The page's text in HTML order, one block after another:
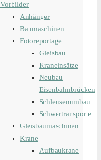
Vorbilder
Anhänger
Baumaschinen
Fotoreportage
Gleisbau
Kraneinsätze
Neubau
Eisenbahnbrücken
Schleusenumbau
Schwertransporte
Gleisbaumaschinen
Krane
Aufbaukrane